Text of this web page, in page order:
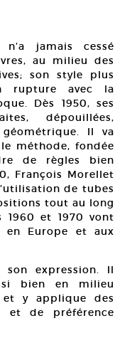
jamais cessé
au milieu des
son style plus
rupture avec la
Dès 1950, ses
dépouillées,
Il va
méthode, fondée
de règles bien
François Morellet
de tubes
tout au long
1960 et 1970 vont
en Europe et aux
expression. Il
bien en milieu
et y applique des
et de préférence